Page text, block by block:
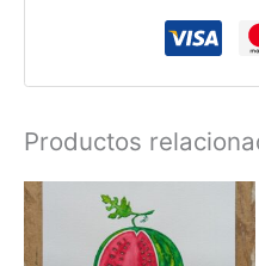
Productos